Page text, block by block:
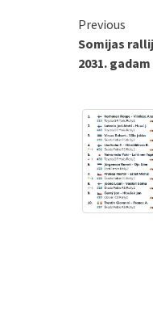
Previous
Somijas
2031. gadam